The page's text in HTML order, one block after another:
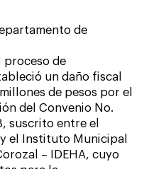
de
proceso de
un daño fiscal
de pesos por el
del Convenio No.
suscrito entre el
el Instituto Municipal
– IDEHA, cuyo